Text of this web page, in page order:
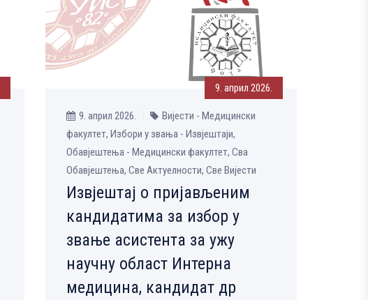
9. април 2026.
9. април 2026.
Вијести - Медицински
факултет, Избори у звања - Извјештаји,
Обавјештења - Медицински факултет, Сва
Обавјештења, Све Aктуелности, Све Вијести
Извјештај о пријављеним
кандидатима за избор у
звање асистента за ужу
научну област Интерна
медицина, кандидат др